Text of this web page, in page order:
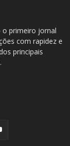
o primeiro jornal
com rapidez e
principais